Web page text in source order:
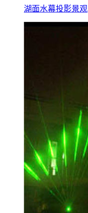
湖面水幕投影景观